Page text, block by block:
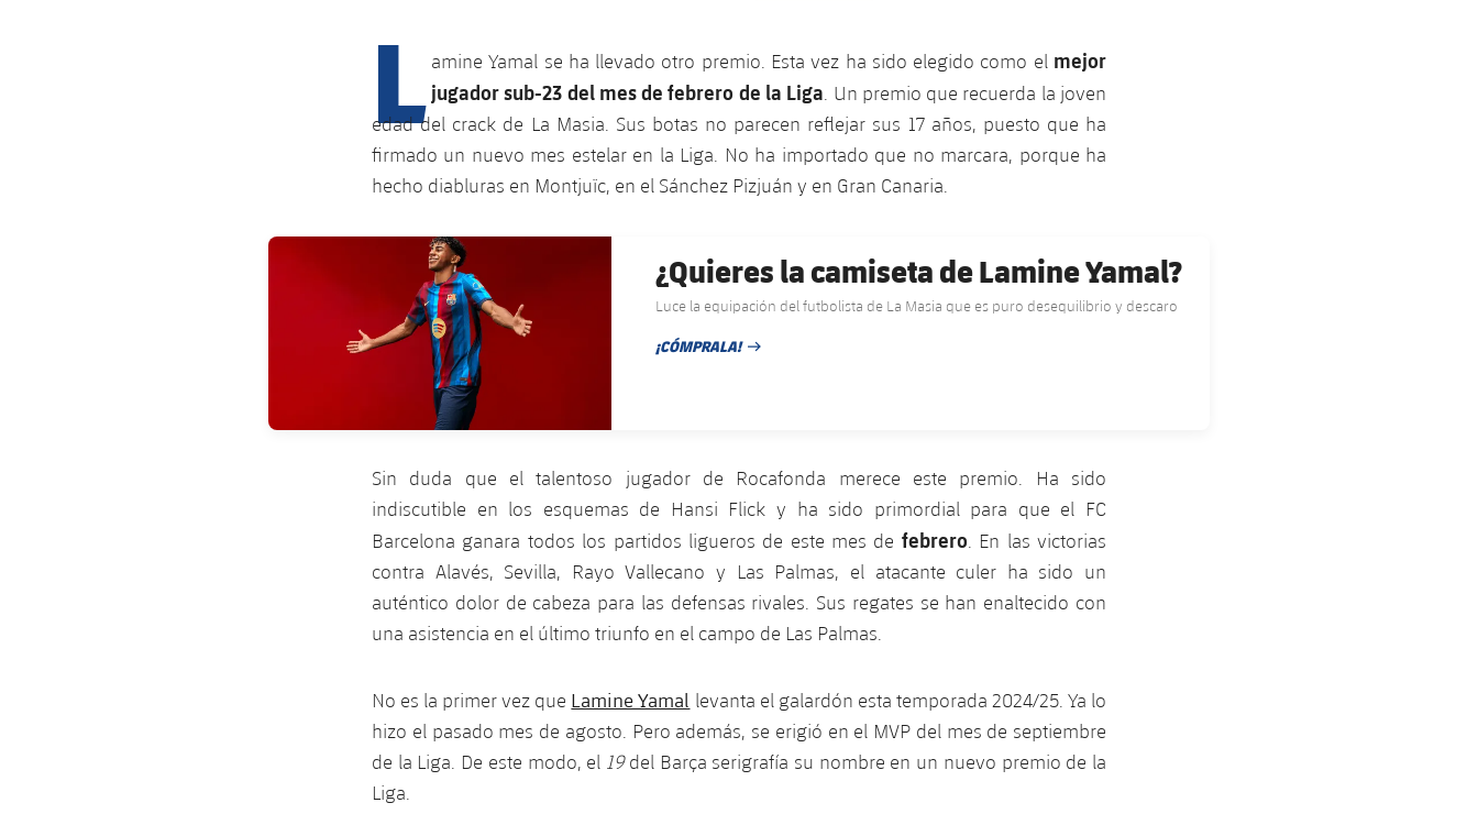
L amine Yamal se ha llevado otro premio. Esta vez ha sido elegido como el mejor
jugador sub-23 del mes de febrero de la Liga. Un premio que recuerda la joven
edad del crack de La Masia. Sus botas no parecen reflejar sus 17 años, puesto que ha
firmado un nuevo mes estelar en la Liga. No ha importado que no marcara, porque ha
hecho diabluras en Montjuïc, en el Sánchez Pizjuán y en Gran Canaria.
FC Barcelona club badge
¿Quieres la camiseta de Lamine Yamal?
Luce la equipación del futbolista de La Masia que es puro desequilibrio y descaro
¡CÓMPRALA!
FECHA DE PUBLICACIÓN
Sin duda que el talentoso jugador de Rocafonda merece este premio. Ha sido
indiscutible en los esquemas de Hansi Flick y ha sido primordial para que el FC
Barcelona ganara todos los partidos ligueros de este mes de febrero . En las victorias
contra Alavés, Sevilla, Rayo Vallecano y Las Palmas, el atacante culer ha sido un
auténtico dolor de cabeza para las defensas rivales. Sus regates se han enaltecido con
una asistencia en el último triunfo en el campo de Las Palmas.
No es la primer vez que Lamine Yamal levanta el galardón esta temporada 2024/25. Ya lo
hizo el pasado mes de agosto. Pero además, se erigió en el MVP del mes de septiembre
de la Liga. De este modo, el 19del Barça serigrafía su nombre en un nuevo premio de la
Liga.